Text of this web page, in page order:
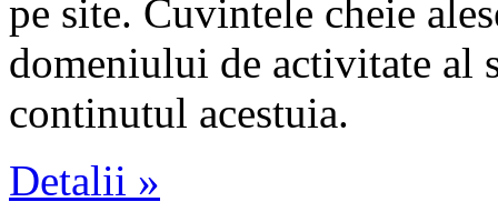
pe site. Cuvintele cheie
domeniului de activitate al
continutul acestuia.
Detalii »